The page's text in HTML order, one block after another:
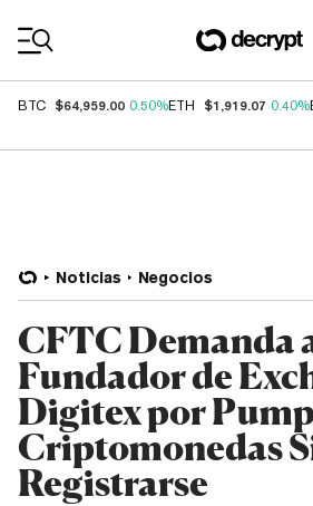
BTC $64,959.00 0.50%ETH $1,919.07 0.40%
Noticias Negocios
CFTC Demanda
Fundador de
Digitex por
Criptomonedas
Registrarse